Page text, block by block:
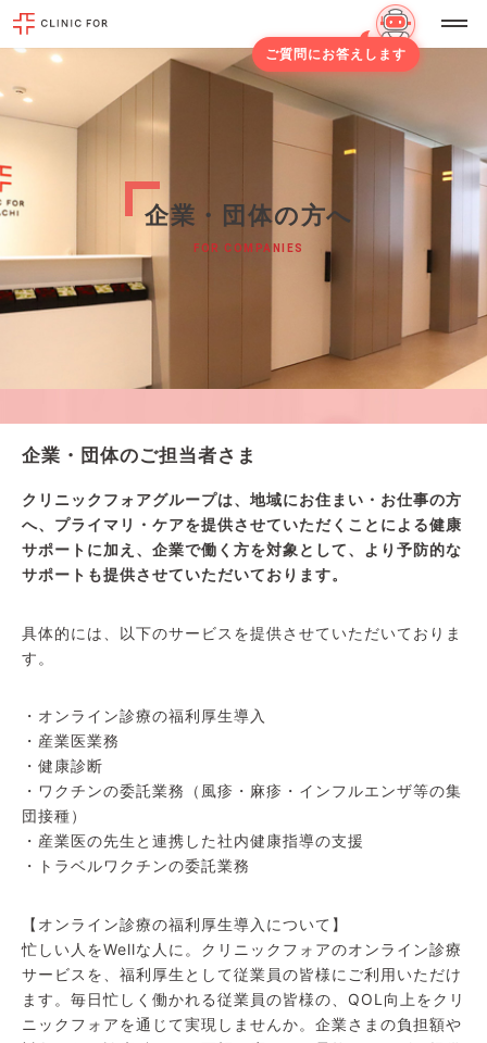
企業・団体の方へ
FOR COMPANIES
企業・団体のご担当者さま
クリニックフォアグループは、地域にお住まい・お仕事の方
へ、プライマリ・ケアを提供させていただくことによる健康
サポートに加え、企業で働く方を対象として、より予防的な
サポートも提供させていただいております。
具体的には、以下のサービスを提供させていただいておりま
す。
・オンライン診療の福利厚生導入
・産業医業務
・健康診断
・ワクチンの委託業務（風疹・麻疹・インフルエンザ等の集
団接種）
・産業医の先生と連携した社内健康指導の支援
・トラベルワクチンの委託業務
【オンライン診療の福利厚生導入について】
忙しい人をWellな人に。クリニックフォアのオンライン診療
サービスを、福利厚生として従業員の皆様にご利用いただけ
ます。毎日忙しく働かれる従業員の皆様の、QOL向上をクリ
ニックフォアを通じて実現しませんか。企業さまの負担額や
ご質問にお答えします